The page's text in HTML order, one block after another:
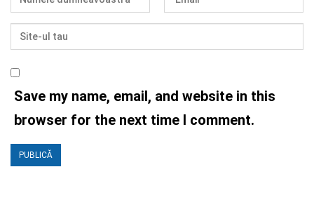
Save my name, email, and website in this
browser for the next time I comment.